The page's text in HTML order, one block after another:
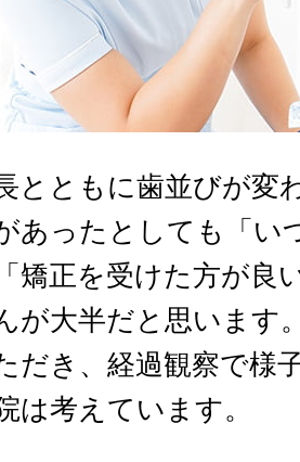
とともに歯並びが変
あったとしても「い
矯正を受けた方が良
が大半だと思います
だき、経過観察で様
は考えています。